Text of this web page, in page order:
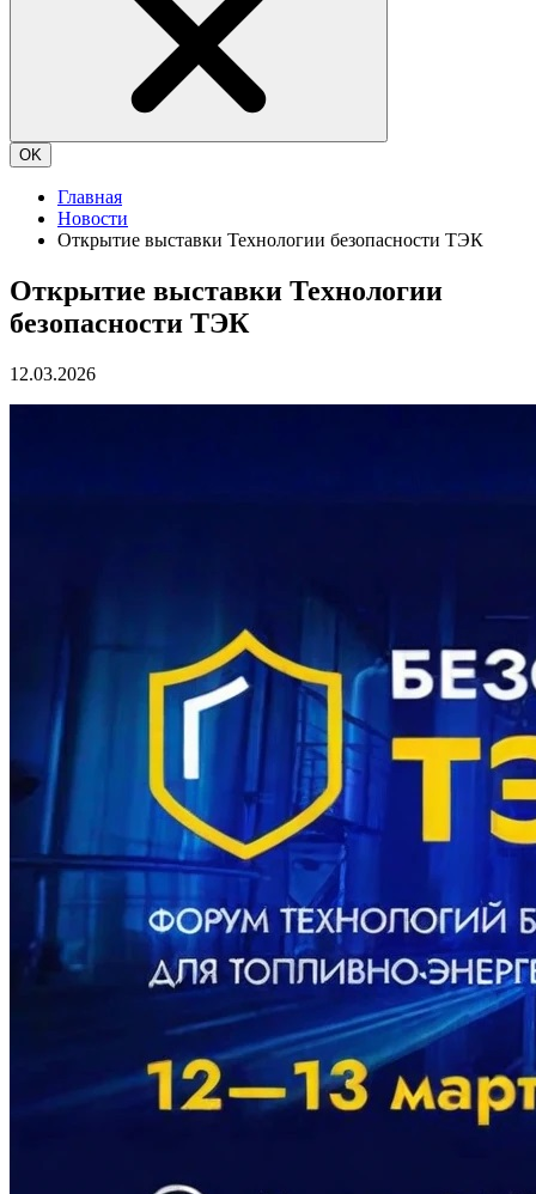
OK
Главная
Новости
Открытие выставки Технологии безопасности ТЭК
Открытие выставки Технологии
безопасности ТЭК
12.03.2026